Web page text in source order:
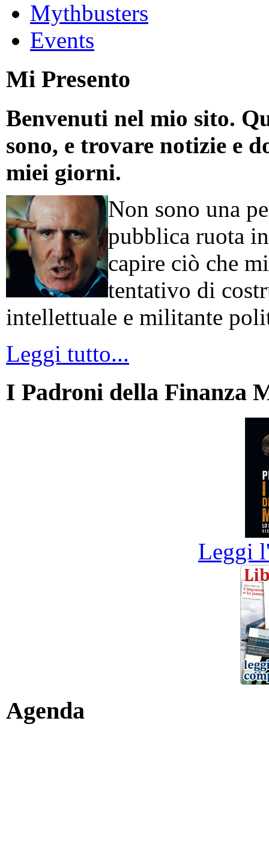
Mythbusters
Events
Mi Presento
Benvenuti nel mio sito.
sono, e trovare notizie e
miei giorni.
Non sono una
pubblica ruota
capire ciò che
tentativo di
intellettuale e militante
Leggi tutto...
I Padroni della Finanza
Leggi
Agenda